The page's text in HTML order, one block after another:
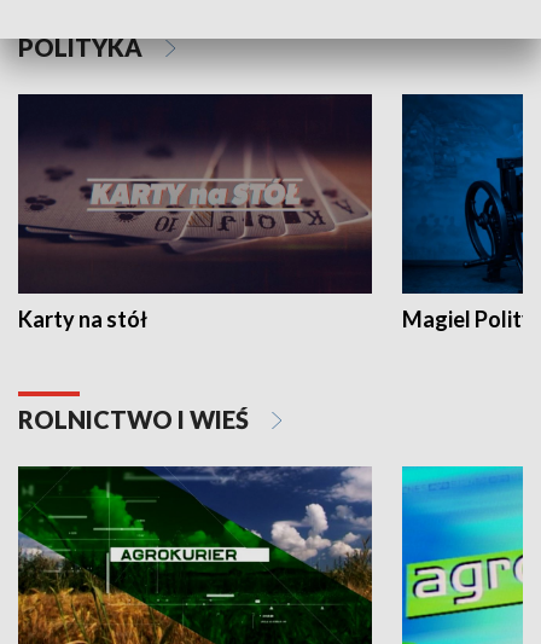
POLITYKA
Karty na stół Magiel
ROLNICTWO I WIEŚ